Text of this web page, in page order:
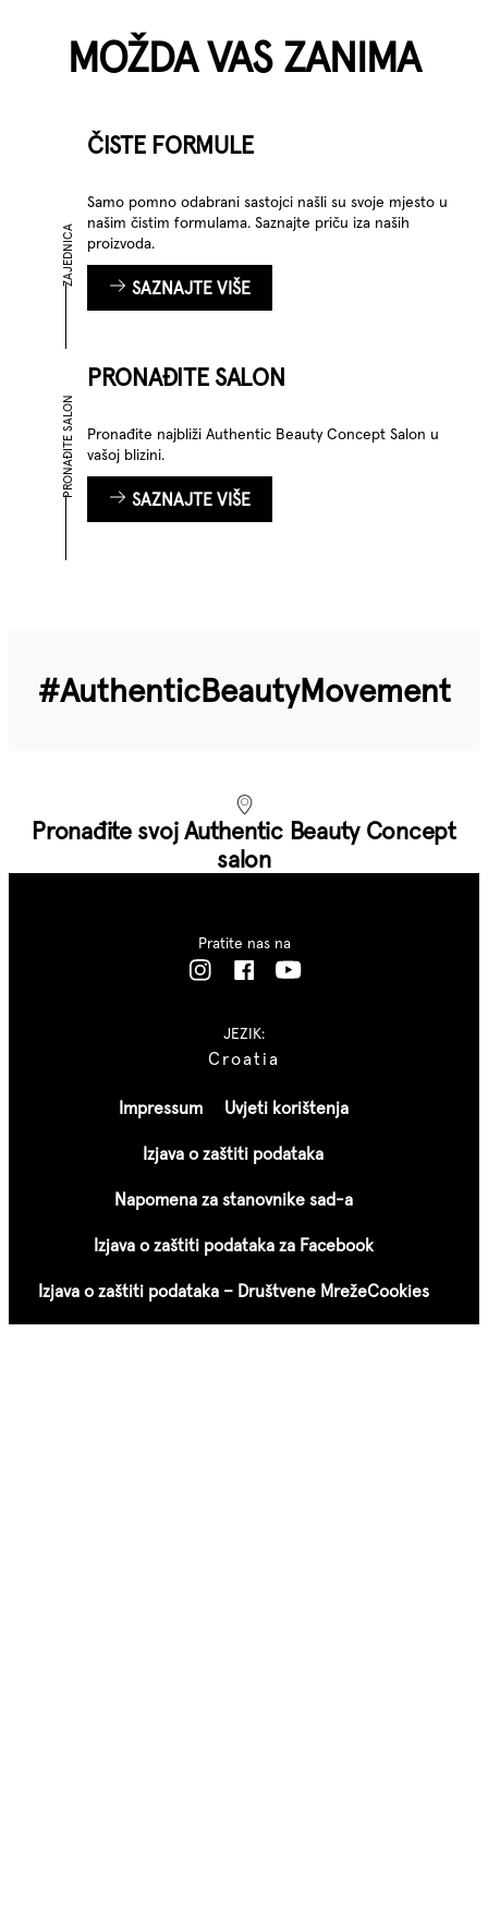
MOŽDA VAS ZANIMA
ČISTE FORMULE
Samo pomno odabrani sastojci našli su svoje mjesto u
našim čistim formulama. Saznajte priču iza naših
proizvoda.
SAZNAJTE VIŠE
ZAJEDNICA
PRONAĐITE SALON
Pronađite najbliži Authentic Beauty Concept Salon u
vašoj blizini.
SAZNAJTE VIŠE
PRONAĐITE SALON
#Authentic­Beauty­Movement
Pronađite svoj Authentic Beauty Concept
salon
Impressum Uvjeti korištenja
Izjava o zaštiti podataka
Napomena za stanovnike sad-a
Izjava o zaštiti podataka za Facebook
Izjava o zaštiti podataka – Društvene MrežeCookies
JEZIK:
Croatia
Pratite nas na